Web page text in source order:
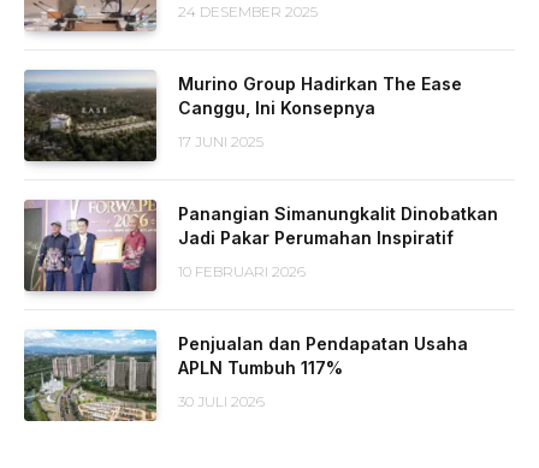
24 DESEMBER 2025
Murino Group Hadirkan The Ease
Canggu, Ini Konsepnya
17 JUNI 2025
Panangian Simanungkalit Dinobatkan
Jadi Pakar Perumahan Inspiratif
10 FEBRUARI 2026
Penjualan dan Pendapatan Usaha
APLN Tumbuh 117%
30 JULI 2026